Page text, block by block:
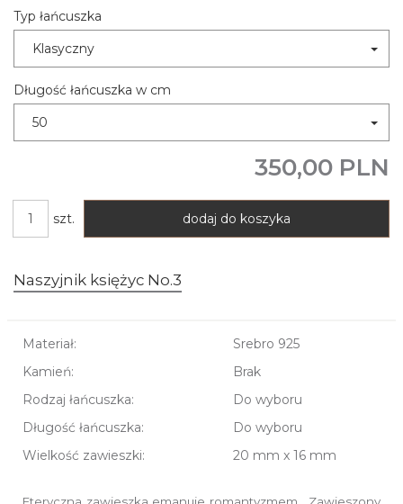
Typ łańcuszka
Klasyczny
Długość łańcuszka w cm
50
350,00 PLN
szt. dodaj do koszyka
Naszyjnik księżyc No.3
Materiał:
Srebro 925
Kamień:
Brak
Rodzaj łańcuszka:
Do wyboru
Długość łańcuszka:
Do wyboru
Wielkość zawieszki:
20 mm x 16 mm